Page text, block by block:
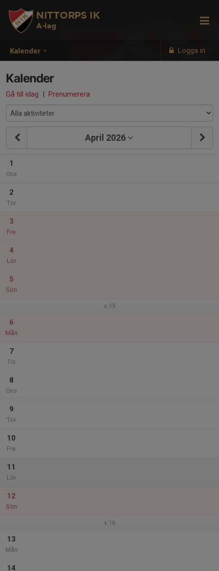
Kalender Logga in
NITTORPS IK
A-lag
Kalender
Gå till idag | Prenumerera
April 2026
1
Ons
2
Tor
3
Fre
4
Lör
5
Sön
v.15
6
Mån
7
Tis
8
Ons
9
Tor
10
Fre
11
Lör
12
Sön
v.16
13
Mån
14